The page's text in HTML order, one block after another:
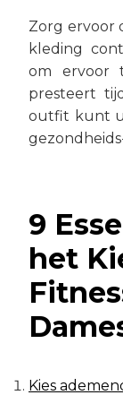
Zorg ervoor
kleding
om ervoor
presteert
outfit kunt
9
het
Kies